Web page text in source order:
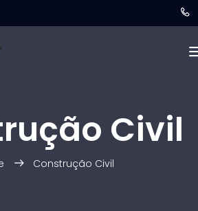
Civil
Construção Civil